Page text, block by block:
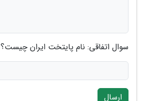
سوال اتفاقی: نام پایتخت ایران چیست؟
ارسال